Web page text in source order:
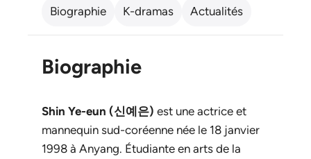
Biographie K-dramas Actualités
Biographie
Shin Ye-eun (신예은) est une actrice et
mannequin sud-coréenne née le 18 janvier
1998 à Anyang. Étudiante en arts de la